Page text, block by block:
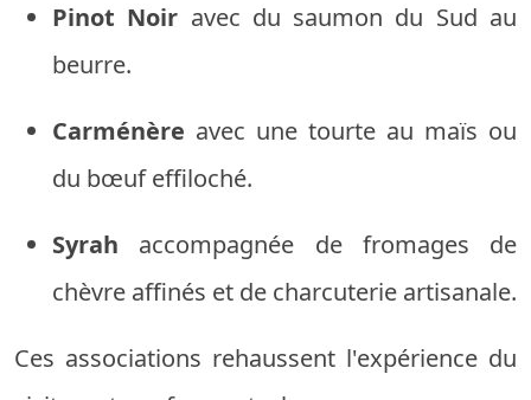
Pinot Noir avec du saumon du Sud au
beurre.
Carménère avec une tourte au maïs ou
du bœuf effiloché.
Syrah accompagnée de fromages de
chèvre affinés et de charcuterie artisanale.
Ces associations rehaussent l'expérience du